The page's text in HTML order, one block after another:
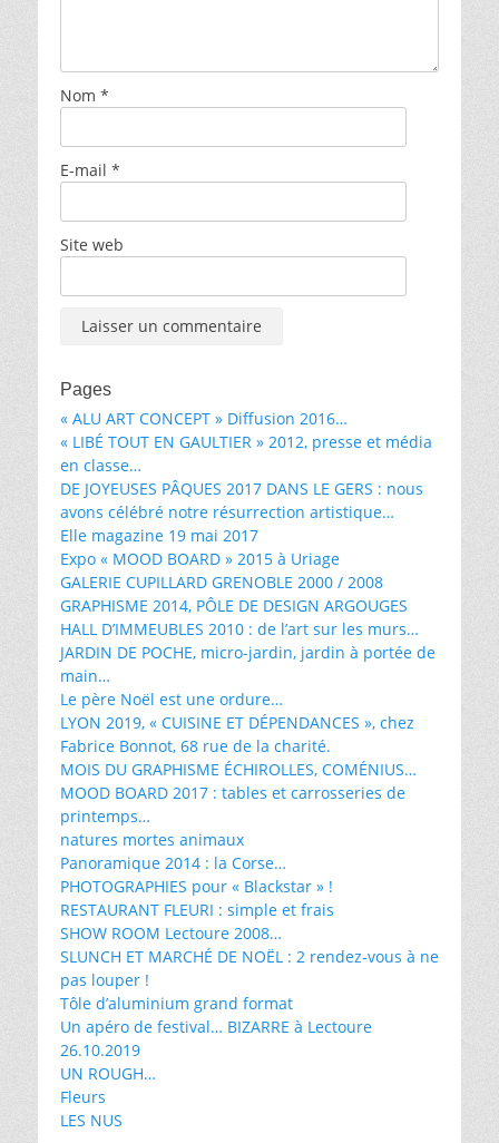
Nom *
E-mail *
Site web
Pages
« ALU ART CONCEPT » Diffusion 2016…
« LIBÉ TOUT EN GAULTIER » 2012, presse et média
en classe…
DE JOYEUSES PÂQUES 2017 DANS LE GERS : nous
avons célébré notre résurrection artistique…
Elle magazine 19 mai 2017
Expo « MOOD BOARD » 2015 à Uriage
GALERIE CUPILLARD GRENOBLE 2000 / 2008
GRAPHISME 2014, PÔLE DE DESIGN ARGOUGES
HALL D’IMMEUBLES 2010 : de l’art sur les murs…
JARDIN DE POCHE, micro-jardin, jardin à portée de
main…
Le père Noël est une ordure…
LYON 2019, « CUISINE ET DÉPENDANCES », chez
Fabrice Bonnot, 68 rue de la charité.
MOIS DU GRAPHISME ÉCHIROLLES, COMÉNIUS…
MOOD BOARD 2017 : tables et carrosseries de
printemps…
natures mortes animaux
Panoramique 2014 : la Corse…
PHOTOGRAPHIES pour « Blackstar » !
RESTAURANT FLEURI : simple et frais
SHOW ROOM Lectoure 2008…
SLUNCH ET MARCHÉ DE NOËL : 2 rendez-vous à ne
pas louper !
Tôle d’aluminium grand format
Un apéro de festival… BIZARRE à Lectoure
26.10.2019
UN ROUGH…
Fleurs
LES NUS